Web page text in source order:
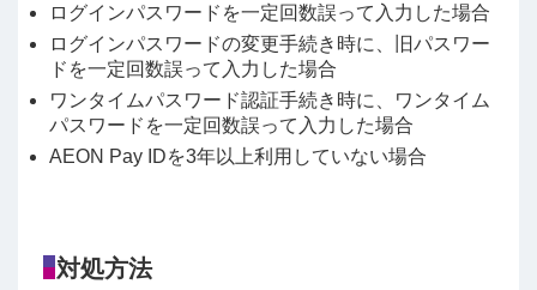
ログインパスワードを一定回数誤って入力した場合
ログインパスワードの変更手続き時に、旧パスワー
ドを一定回数誤って入力した場合
ワンタイムパスワード認証手続き時に、ワンタイム
パスワードを一定回数誤って入力した場合
AEON Pay IDを3年以上利用していない場合
対処方法